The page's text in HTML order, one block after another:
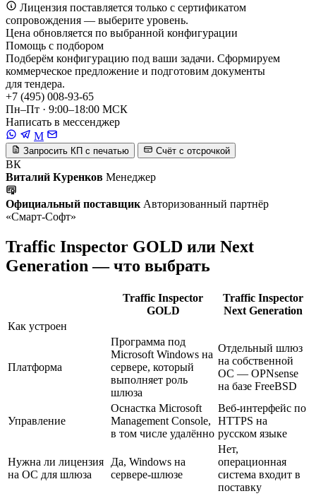
Лицензия поставляется только с сертификатом
сопровождения — выберите уровень.
Цена обновляется по выбранной конфигурации
Помощь с подбором
Подберём конфигурацию под ваши задачи. Сформируем
коммерческое предложение и подготовим документы
для тендера.
+7 (495) 008-93-65
Пн–Пт · 9:00–18:00 МСК
Написать в мессенджер
M
Запросить КП с печатью Счёт с отсрочкой
ВК
Виталий Куренков Менеджер
Официальный поставщик Авторизованный партнёр
«Смарт-Софт»
Traffic Inspector GOLD или Next
Generation — что выбрать
Traffic Inspector
GOLD
Traffic Inspector
Next Generation
Как устроен
Платформа
Программа под
Microsoft Windows на
сервере, который
выполняет роль
шлюза
Отдельный шлюз
на собственной
ОС — OPNsense
на базе FreeBSD
Управление
Оснастка Microsoft
Management Console,
в том числе удалённо
Веб-интерфейс по
HTTPS на
русском языке
Нужна ли лицензия
на ОС для шлюза
Да, Windows на
сервере-шлюзе
Нет,
операционная
система входит в
поставку